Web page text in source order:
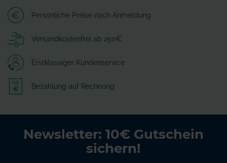
Persönliche Preise nach Anmeldung
Versandkostenfrei ab 250€
Erstklassiger Kundenservice
Bezahlung auf Rechnung
Newsletter: 10€ Gutschein
sichern!